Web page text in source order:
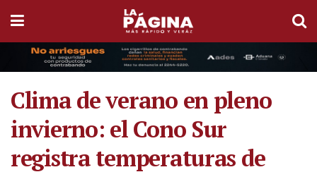
Clima de verano en pleno
invierno: el Cono Sur
registra temperaturas de